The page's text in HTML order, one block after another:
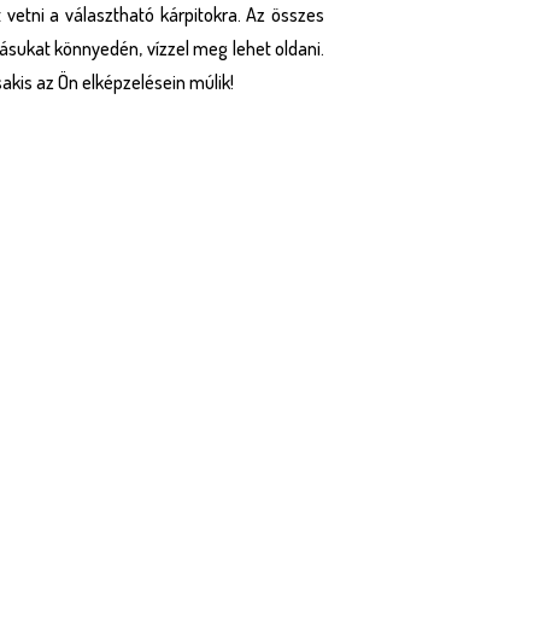
a választható kárpitokra. Az összes
könnyedén, vízzel meg lehet oldani.
az Ön elképzelésein múlik!